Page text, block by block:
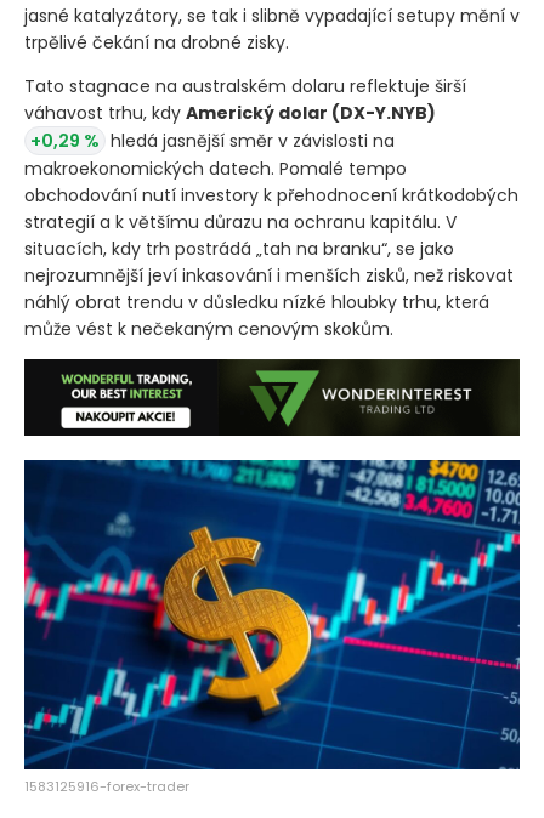
jasné katalyzátory, se tak i slibně vypadající setupy mění v
trpělivé čekání na drobné zisky.
Tato stagnace na australském dolaru reflektuje širší
váhavost trhu, kdy Americký dolar (DX-Y.NYB)
+0,29 % hledá jasnější směr v závislosti na
makroekonomických datech. Pomalé tempo
obchodování nutí investory k přehodnocení krátkodobých
strategií a k většímu důrazu na ochranu kapitálu. V
situacích, kdy trh postrádá „tah na branku“, se jako
nejrozumnější jeví inkasování i menších zisků, než riskovat
náhlý obrat trendu v důsledku nízké hloubky trhu, která
může vést k nečekaným cenovým skokům.
1583125916-forex-trader